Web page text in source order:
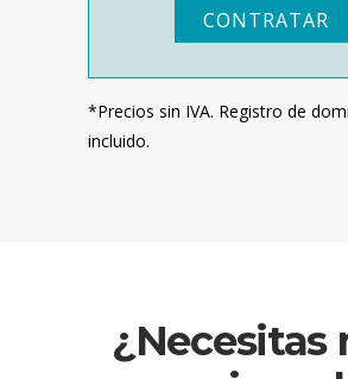
CONTRATAR
*Precios sin IVA. Registro de
incluido.
¿Necesitas